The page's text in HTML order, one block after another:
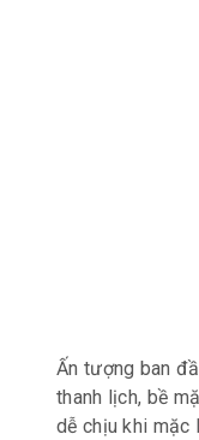
Ấn tượng ban
thanh lịch, bề
dễ chịu khi mặc